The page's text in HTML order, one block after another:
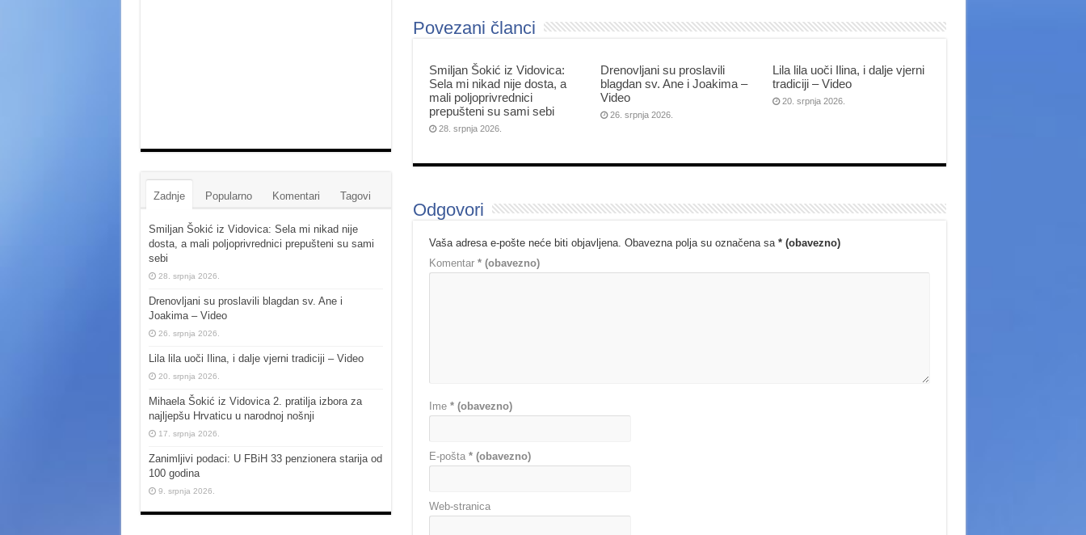
Povezani članci
Smiljan Šokić iz Vidovica:
Sela mi nikad nije dosta, a
mali poljoprivrednici
prepušteni su sami sebi
28. srpnja 2026.
Drenovljani su proslavili
blagdan sv. Ane i Joakima –
Video
26. srpnja 2026.
Lila lila uoči Ilina, i dalje vjerni
tradiciji – Video
20. srpnja 2026.
Odgovori
Vaša adresa e-pošte neće biti objavljena. Obavezna polja su označena sa * (obavezno)
Komentar * (obavezno)
Ime * (obavezno)
E-pošta * (obavezno)
Web-stranica
Zadnje Popularno Komentari Tagovi
Smiljan Šokić iz Vidovica: Sela mi nikad nije
dosta, a mali poljoprivrednici prepušteni su sami
sebi
28. srpnja 2026.
Drenovljani su proslavili blagdan sv. Ane i
Joakima – Video
26. srpnja 2026.
Lila lila uoči Ilina, i dalje vjerni tradiciji – Video
20. srpnja 2026.
Mihaela Šokić iz Vidovica 2. pratilja izbora za
najljepšu Hrvaticu u narodnoj nošnji
17. srpnja 2026.
Zanimljivi podaci: U FBiH 33 penzionera starija od
100 godina
9. srpnja 2026.